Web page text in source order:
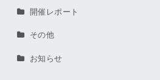
開催レポート
その他
お知らせ